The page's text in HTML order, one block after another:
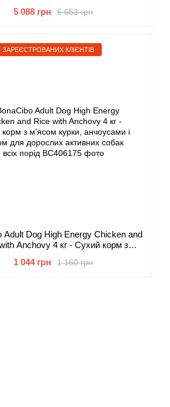
5 653 грн
5 088 грн
ЗАРЕЄСТРОВАНИХ КЛІЄНТІВ
Adult Dog High Energy Chicken and
Anchovy 4 кг - Сухий корм з
активних собак всіх порід
1 160 грн
1 044 грн